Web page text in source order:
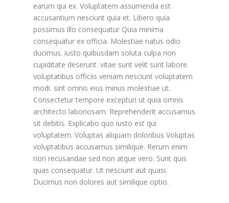
earum qui ex. Voluptatem assumenda est
accusantium nesciunt quia et. Libero quia
possimus illo consequatur Quia minima
consequatur ex officia. Molestiae natus odio
ducimus. iusto quibusdam soluta culpa non
cupiditate deserunt. vitae sunt velit sunt labore.
voluptatibus officiis veniam nesciunt voluptatem
modi. sint omnis eius minus molestiae ut.
Consectetur tempore excepturi ut quia omnis
architecto laboriosam. Reprehenderit accusamus
sit debitis. Explicabo quo iusto est qui
voluptatem. Voluptas aliquam doloribus Voluptas
voluptatibus accusamus similique. Rerum enim
non recusandae sed non atque vero. Sunt quis
quas consequatur. Ut nesciunt aut quasi.
Ducimus non dolores aut similique optio.